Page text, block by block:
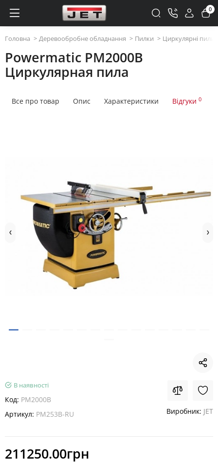
0
Головна Деревообробне обладнання Пилки Циркулярні пили
Powermatic PM2000B
Циркулярная пила
Все про товар Опис Характеристики Відгуки 0
В наявності
Код: PM2000B
Артикул: PM253B-RU Виробник: JET
211250.00грн